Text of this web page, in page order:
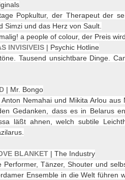
Popkultur, der Therapeut der
Simzi und das Herz von Sault.
a people of colour, der Preis
INVISIVEIS | Psychic Hotline
Tausend unsichtbare Dinge.
| Mr. Bongo
Nemahai und Mikita Arlou
Gedanken, dass es in Belarus
läßt ahnen, welch subtile
BLANKET | The Industry
Tänzer, Shouter und
Ensemble in die Welt führen